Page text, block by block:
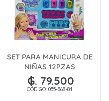
SET PARA MANICURA DE
NIÑAS 12PZAS
₲. 79.500
CÓDIGO: 055-868-84